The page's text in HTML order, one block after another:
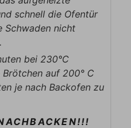
schnell die Ofentür
Schwaden nicht
bei 230°C
auf 200° C
je nach Backofen zu